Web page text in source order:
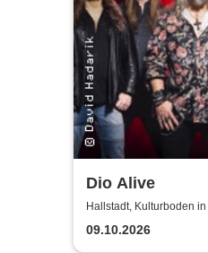
Dio Alive
Hallstadt, Kulturboden
09.10.2026